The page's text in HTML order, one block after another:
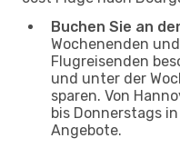
Buchen Sie an
Wochenenden
Flugreisenden
und unter der
sparen. Von
bis Donnerstags
Angebote.